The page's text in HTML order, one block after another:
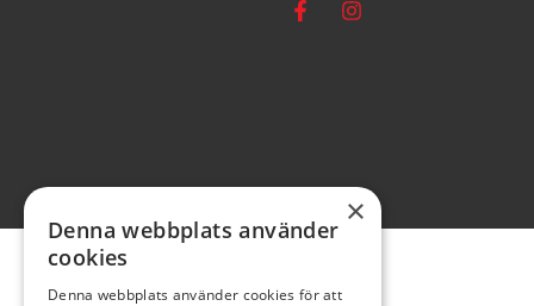
×
Denna webbplats använder
cookies
Denna webbplats använder cookies för att